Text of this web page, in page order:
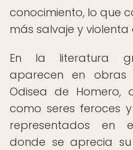
conocimiento, lo que
más salvaje y
En la literatura
aparecen en
Odisea de Homero,
como seres feroces
representados en
donde se aprecia